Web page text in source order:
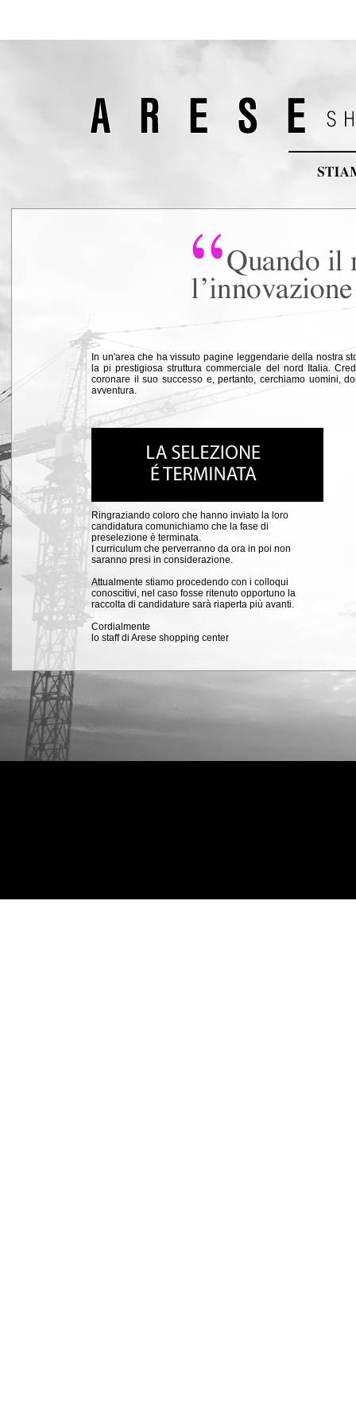
In un'area che ha vissuto pagine leggendarie della nostra
la pi prestigiosa struttura commerciale del nord Italia.
coronare il suo successo e, pertanto, cerchiamo uomini,
avventura.
Ringraziando coloro che hanno inviato la loro
candidatura comunichiamo che la fase di
preselezione è terminata.
I curriculum che perverranno da ora in poi non
saranno presi in considerazione.
Attualmente stiamo procedendo con i colloqui
conoscitivi, nel caso fosse ritenuto opportuno la
raccolta di candidature sarà riaperta più avanti.
Cordialmente
lo staff di Arese shopping center